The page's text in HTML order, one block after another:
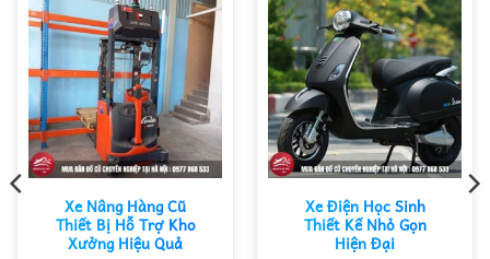
Xe Nâng Hàng Cũ
Thiết Bị Hỗ Trợ Kho
Xưởng Hiệu Quả
Xe Điện Học Sinh
Thiết Kế Nhỏ Gọn
Hiện Đại